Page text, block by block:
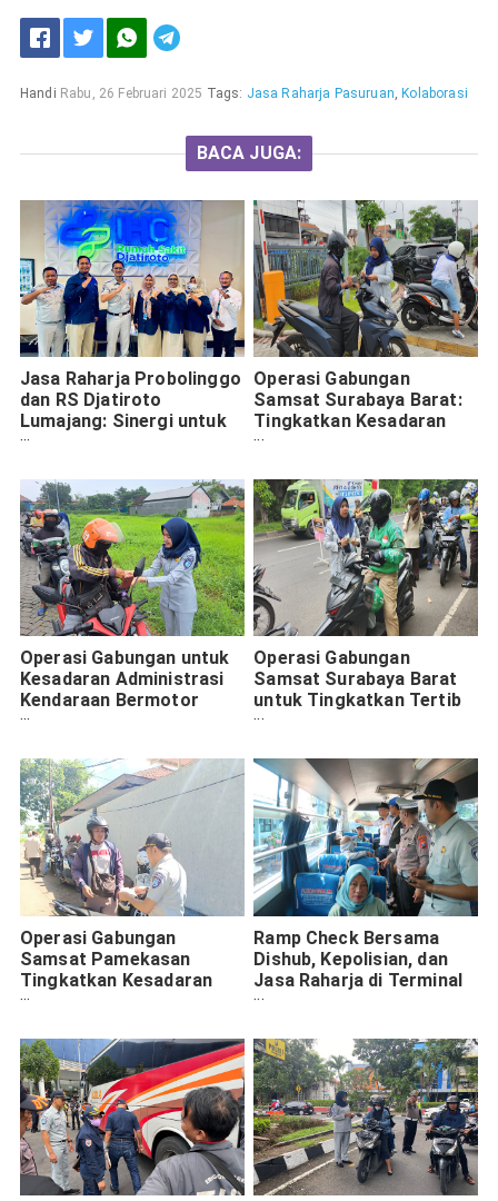
Handi Rabu, 26 Februari 2025 Tags: Jasa Raharja Pasuruan, Kolaborasi
BACA JUGA:
Jasa Raharja Probolinggo
dan RS Djatiroto
Lumajang: Sinergi untuk
Keselamatan dan
Operasi Gabungan
Samsat Surabaya Barat:
Tingkatkan Kesadaran
Masyarakat tentang
Kendaraan
Operasi Gabungan untuk
Kesadaran Administrasi
Kendaraan Bermotor
Digelar Samsat Surabaya
Operasi Gabungan
Samsat Surabaya Barat
untuk Tingkatkan Tertib
Administrasi Kendaraan
Operasi Gabungan
Samsat Pamekasan
Tingkatkan Kesadaran
Masyarakat akan
Ramp Check Bersama
Dishub, Kepolisian, dan
Jasa Raharja di Terminal
Banyuwangi: Langkah
Keselamatan
Transportasi